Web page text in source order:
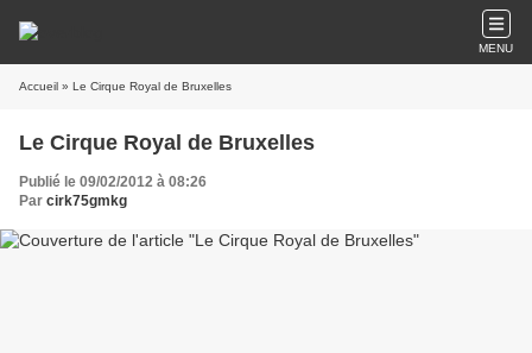
MENU
Accueil » Le Cirque Royal de Bruxelles
Le Cirque Royal de Bruxelles
Publié le 09/02/2012 à 08:26
Par cirk75gmkg